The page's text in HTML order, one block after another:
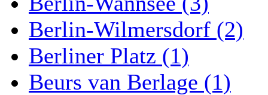
Berlin-Wilmersdorf (2)
Berliner Platz (1)
Beurs van Berlage (1)